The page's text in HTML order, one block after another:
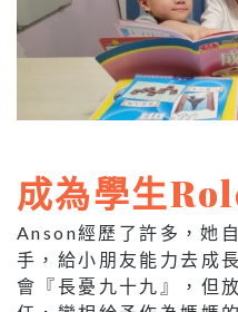
成為學生
Anson經歷了許多，她
手，給小朋友能力去成
會『長憂九十九』，但